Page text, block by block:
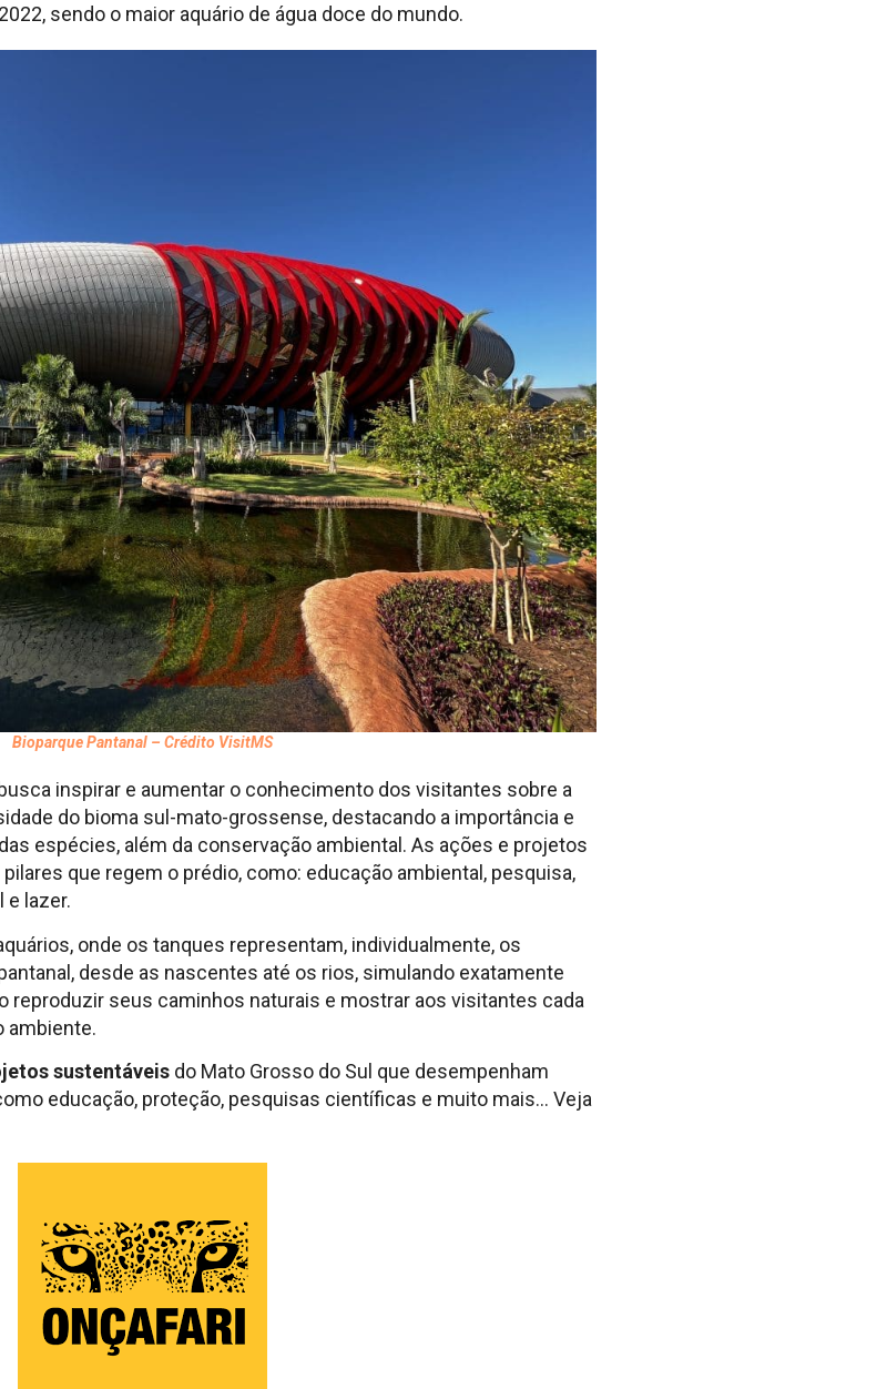
sendo o maior aquário de água doce do mundo.
Bioparque Pantanal – Crédito VisitMS
inspirar e aumentar o conhecimento dos visitantes sobre a
do bioma sul-mato-grossense, destacando a importância e
espécies, além da conservação ambiental. As ações e projetos
que regem o prédio, como: educação ambiental, pesquisa,
e lazer.
onde os tanques representam, individualmente, os
desde as nascentes até os rios, simulando exatamente
reproduzir seus caminhos naturais e mostrar aos visitantes cada
ambiente.
sustentáveis do Mato Grosso do Sul que desempenham
educação, proteção, pesquisas científicas e muito mais… Veja